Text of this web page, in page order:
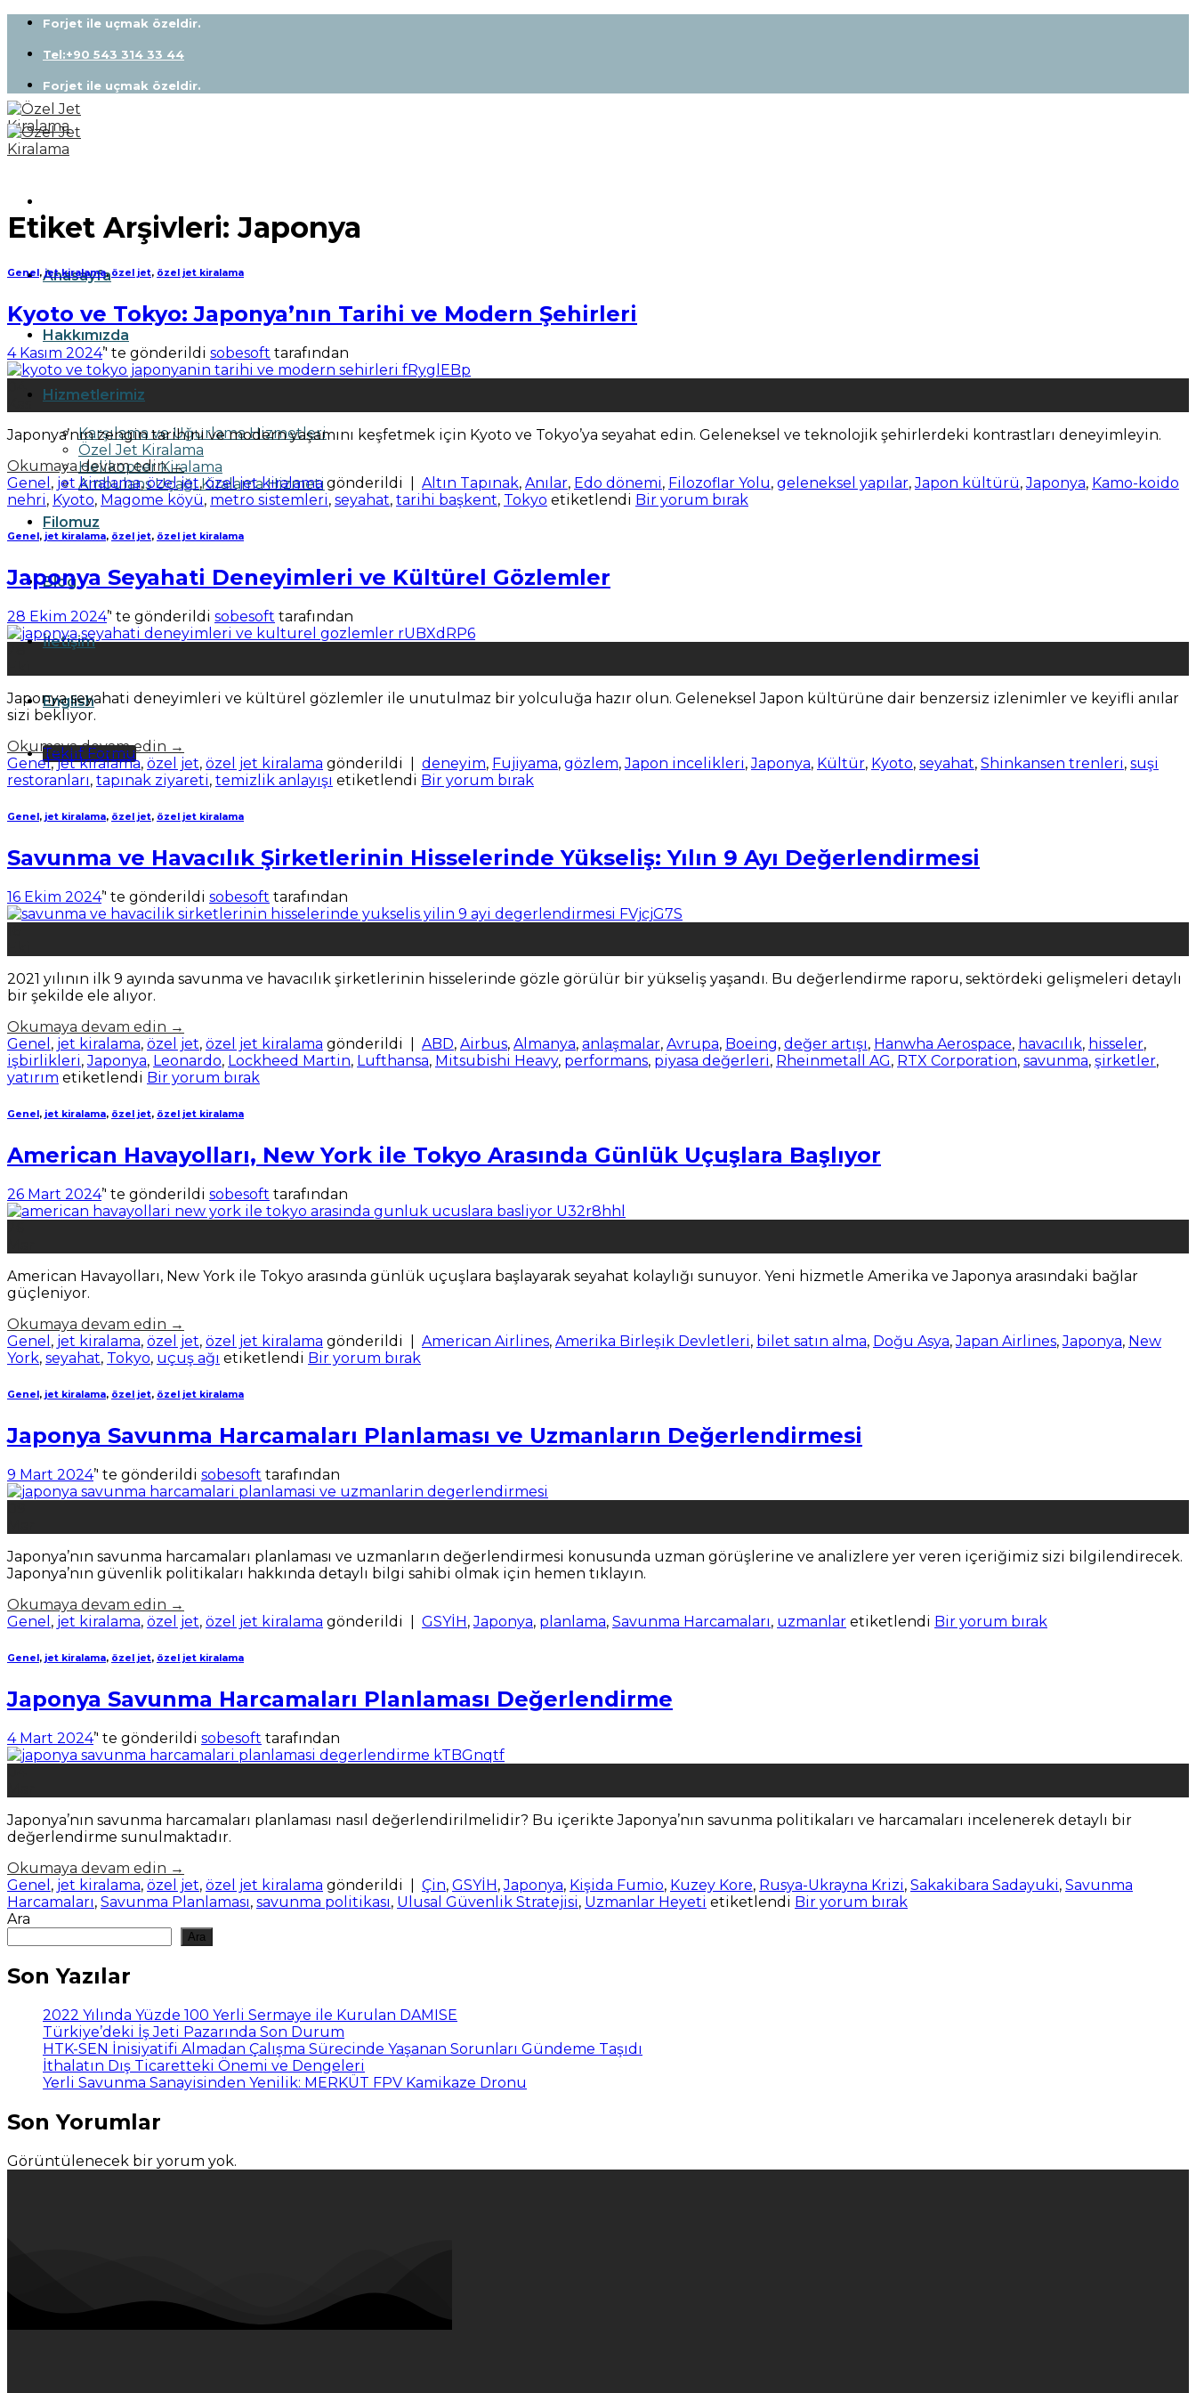
Skip
content
Forjet ile uçmak özeldir.
Tel:+90 543 314 33 44
Forjet ile uçmak özeldir.
Anasayfa
Hakkımızda
Hizmetlerimiz
Karşılama ve Uğurlama Hizmetleri
Özel Jet Kiralama
Helikopter Kiralama
Ambulans Uçağı Kiralama Hizmeti
Filomuz
Blog
İletişim
English
Teklif Formu
Etiket Arşivleri:Japonya
Genel , jet kiralama,özel jet, özel jet kiralama
Kyoto ve Tokyo: Japonya’nın Tarihi ve Modern Şehirleri
4 Kasım 2024’' te gönderildi sobesoft tarafından
Japonya’nın zengin tarihini ve modern yaşamını keşfetmek için Kyoto ve Tokyo’ya seyahat edin. Geleneksel ve teknolojik şehirlerdeki kontrastları deneyimleyin.
Okumaya devam edin→
Genel , jet kiralama,özel jet,özel jet kiralama gönderildi Altın Tapınak, Anılar, Edo dönemi, Filozoflar Yolu, geleneksel yapılar,Japon kültürü,Japonya, Kamo-koido
nehri, Kyoto, Magome köyü, metro sistemleri, seyahat, tarihi başkent, Tokyo etiketlendi Bir yorum bırak
Genel , jet kiralama, özel jet, özel jet kiralama
Japonya Seyahati Deneyimleri ve Kültürel Gözlemler
28 Ekim 2024’' te gönderildi sobesoft tarafından
Japonya seyahati deneyimleri ve kültürel gözlemler ile unutulmaz bir yolculuğa hazır olun. Geleneksel Japon kültürüne dair benzersiz izlenimler ve keyifli anılar
sizi bekliyor.
Okumaya devam edin →
Genel,jet kiralama, özel jet, özel jet kiralama gönderildi deneyim, Fujiyama, gözlem,Japon incelikleri,Japonya, Kültür, Kyoto, seyahat, Shinkansen trenleri, suşi
restoranları, tapınak ziyareti, temizlik anlayışı etiketlendi Bir yorum bırak
Genel , jet kiralama, özel jet, özel jet kiralama
Savunma ve Havacılık Şirketlerinin Hisselerinde Yükseliş: Yılın 9 Ayı Değerlendirmesi
16 Ekim 2024’' te gönderildi sobesoft tarafından
2021 yılının ilk 9 ayında savunma ve havacılık şirketlerinin hisselerinde gözle görülür bir yükseliş yaşandı. Bu değerlendirme raporu, sektördeki gelişmeleri detaylı
bir şekilde ele alıyor.
Okumaya devam edin →
Genel , jet kiralama, özel jet, özel jet kiralama gönderildi ABD, Airbus, Almanya, anlaşmalar, Avrupa, Boeing, değer artışı, Hanwha Aerospace, havacılık, hisseler,
işbirlikleri,Japonya, Leonardo, Lockheed Martin, Lufthansa, Mitsubishi Heavy, performans, piyasa değerleri, Rheinmetall AG, RTX Corporation, savunma, şirketler,
yatırım etiketlendi Bir yorum bırak
Genel, jet kiralama, özel jet, özel jet kiralama
American Havayolları, New York ile Tokyo Arasında Günlük Uçuşlara Başlıyor
26 Mart 2024’' te gönderildi sobesoft tarafından
American Havayolları, New York ile Tokyo arasında günlük uçuşlara başlayarak seyahat kolaylığı sunuyor. Yeni hizmetle Amerika ve Japonya arasındaki bağlar
güçleniyor.
Okumaya devam edin →
Genel , jet kiralama, özel jet, özel jet kiralama gönderildi American Airlines, Amerika Birleşik Devletleri, bilet satın alma, Doğu Asya,Japan Airlines,Japonya, New
York, seyahat, Tokyo, uçuş ağı etiketlendi Bir yorum bırak
Genel, jet kiralama, özel jet, özel jet kiralama
Japonya Savunma Harcamaları Planlaması ve Uzmanların Değerlendirmesi
9 Mart 2024’' te gönderildi sobesoft tarafından
Japonya’nın savunma harcamaları planlaması ve uzmanların değerlendirmesi konusunda uzman görüşlerine ve analizlere yer veren içeriğimiz sizi bilgilendirecek.
Japonya’nın güvenlik politikaları hakkında detaylı bilgi sahibi olmak için hemen tıklayın.
Okumaya devam edin →
Genel , jet kiralama, özel jet, özel jet kiralama gönderildi GSYİH,Japonya, planlama, Savunma Harcamaları, uzmanlar etiketlendi Bir yorum bırak
Genel, jet kiralama, özel jet, özel jet kiralama
Japonya Savunma Harcamaları Planlaması Değerlendirme
4 Mart 2024’' te gönderildi sobesoft tarafından
Japonya’nın savunma harcamaları planlaması nasıl değerlendirilmelidir? Bu içerikte Japonya’nın savunma politikaları ve harcamaları incelenerek detaylı bir
değerlendirme sunulmaktadır.
Okumaya devam edin →
Genel , jet kiralama, özel jet, özel jet kiralama gönderildi Çin, GSYİH,Japonya, Kişida Fumio, Kuzey Kore, Rusya-Ukrayna Krizi, Sakakibara Sadayuki, Savunma
Harcamaları, Savunma Planlaması, savunma politikası, Ulusal Güvenlik Stratejisi, Uzmanlar Heyeti etiketlendi Bir yorum bırak
Ara
Ara
Son Yazılar
2022 Yılında Yüzde 100 Yerli Sermaye ile Kurulan DAMISE
Türkiye’deki İş Jeti Pazarında Son Durum
HTK-SEN İnisiyatifi Almadan Çalışma Sürecinde Yaşanan Sorunları Gündeme Taşıdı
İthalatın Dış Ticaretteki Önemi ve Dengeleri
Yerli Savunma Sanayisinden Yenilik: MERKÜT FPV Kamikaze Dronu
Son Yorumlar
Görüntülenecek bir yorum yok.